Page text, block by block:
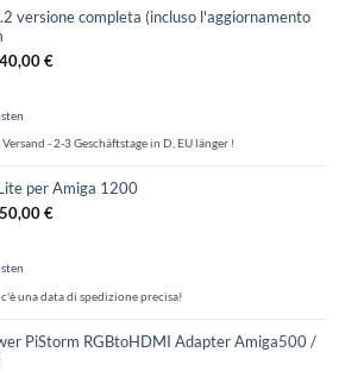
versione completa (incluso l'aggiornamento
€
- 2-3 Geschäftstage in D, EU länger !
per Amiga 1200
€
una data di spedizione precisa!
PiStorm RGBtoHDMI Adapter Amiga500 /